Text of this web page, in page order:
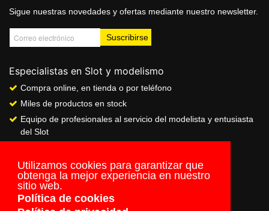
Utilizamos cookies para garantizar que
obtenga la mejor experiencia en nuestro
sitio web.
Política de cookies
Sigue nuestras novedades y ofertas mediante nuestro newsletter.
Especialistas en Slot y modelismo
Compra online, en tienda o por teléfono
Miles de productos en stock
Equipo de profesionales al servicio del modelista y entusiasta
del Slot
Servicio de pago seguro online
Envios a todo el mundo